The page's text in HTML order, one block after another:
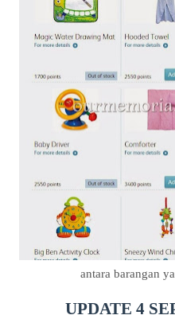
antara barangan
UPDATE 4